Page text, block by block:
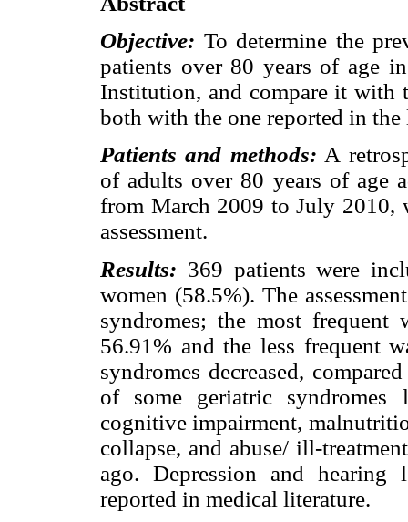
Objective: To determine the
patients over 80 years of age
Institution, and compare it with
both with the one reported in the
Patients and methods: A
of adults over 80 years of age
from March 2009 to July 2010,
assessment.
Results: 369 patients were
women (58.5%). The
syndromes; the most frequent
56.91% and the less frequent
syndromes decreased,
of some geriatric
cognitive impairment,
collapse, and abuse/ ill-
ago. Depression and hearing
reported in medical literature.